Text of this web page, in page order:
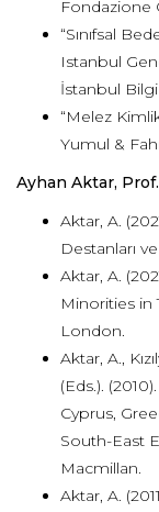
Fondazione
“Sınıfsal
Istanbul
İstanbul Bilgi
“Melez
Yumul &
Ayhan Aktar, Prof.
Aktar, A.
Destanları
Aktar, A.
Minorities in
London.
Aktar, A.,
(Eds.).
Cyprus,
South-East
Macmillan.
Aktar, A.